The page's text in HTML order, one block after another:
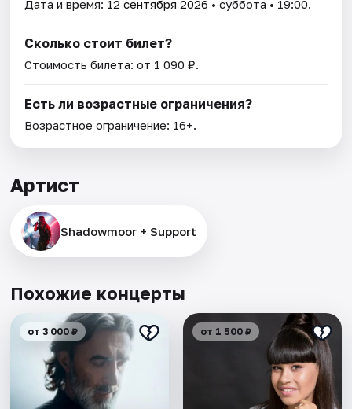
Дата и время: 12 сентября 2026 • суббота • 19:00.
Сколько стоит билет?
Стоимость билета: от 1 090 ₽.
Есть ли возрастные ограничения?
Возрастное ограничение: 16+.
Артист
Shadowmoor + Support
Похожие концерты
от 3 000 ₽ от 1 500 ₽